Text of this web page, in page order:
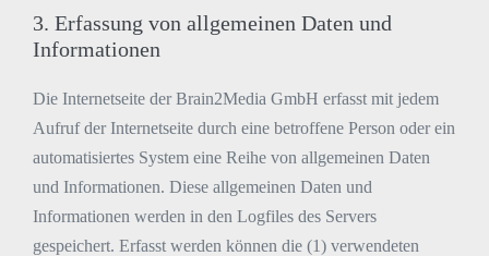
3. Erfassung von allgemeinen Daten und
Informationen
Die Internetseite der Brain2Media GmbH erfasst mit jedem
Aufruf der Internetseite durch eine betroffene Person oder ein
automatisiertes System eine Reihe von allgemeinen Daten
und Informationen. Diese allgemeinen Daten und
Informationen werden in den Logfiles des Servers
gespeichert. Erfasst werden können die (1) verwendeten